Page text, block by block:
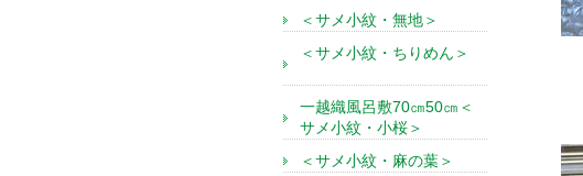
＜サメ小紋・無地＞
＜サメ小紋・ちりめん＞
一越織風呂敷70㎝50㎝＜
サメ小紋・小桜＞
＜サメ小紋・麻の葉＞